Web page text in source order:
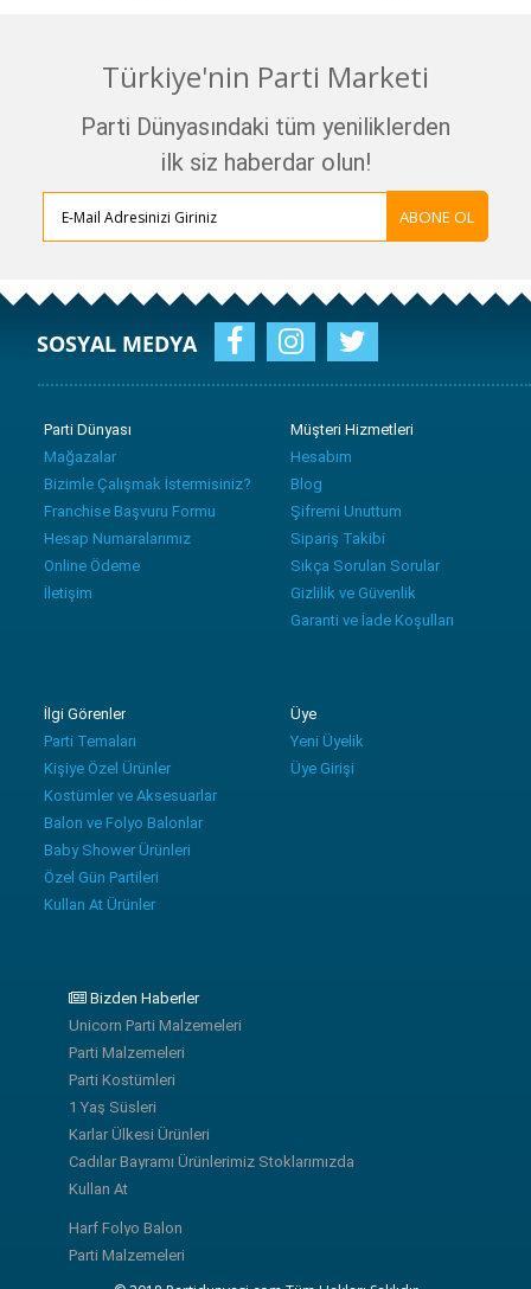
Türkiye'nin Parti Marketi
Parti Dünyasındaki tüm yeniliklerden
ilk siz haberdar olun!
ABONE OL
SOSYAL MEDYA
Parti Dünyası
Mağazalar
Bizimle Çalışmak İstermisiniz?
Franchise Başvuru Formu
Hesap Numaralarımız
Online Ödeme
İletişim
Müşteri Hizmetleri
Hesabım
Blog
Şifremi Unuttum
Sipariş Takibi
Sıkça Sorulan Sorular
Gizlilik ve Güvenlik
Garanti ve İade Koşulları
İlgi Görenler
Parti Temaları
Kişiye Özel Ürünler
Kostümler ve Aksesuarlar
Balon ve Folyo Balonlar
Baby Shower Ürünleri
Özel Gün Partileri
Kullan At Ürünler
Üye
Yeni Üyelik
Üye Girişi
Bizden Haberler
Unicorn Parti Malzemeleri
Parti Malzemeleri
Parti Kostümleri
1 Yaş Süsleri
Karlar Ülkesi Ürünleri
Cadılar Bayramı Ürünlerimiz Stoklarımızda
Kullan At
Harf Folyo Balon
Parti Malzemeleri